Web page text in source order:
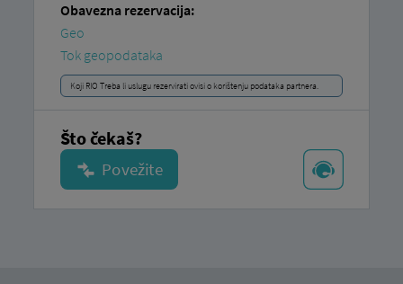
Obavezna rezervacija:
Geo
Tok geopodataka
Koji RIO Treba li uslugu rezervirati ovisi o korištenju podataka partnera.
Što čekaš?